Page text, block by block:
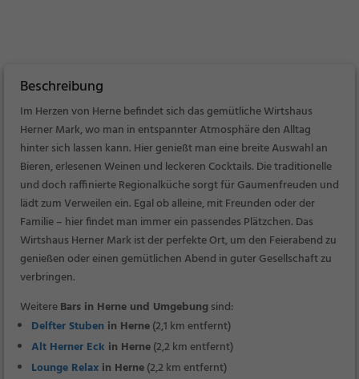
Beschreibung
Im Herzen von Herne befindet sich das gemütliche Wirtshaus
Herner Mark, wo man in entspannter Atmosphäre den Alltag
hinter sich lassen kann. Hier genießt man eine breite Auswahl an
Bieren, erlesenen Weinen und leckeren Cocktails. Die traditionelle
und doch raffinierte Regionalküche sorgt für Gaumenfreuden und
lädt zum Verweilen ein. Egal ob alleine, mit Freunden oder der
Familie – hier findet man immer ein passendes Plätzchen. Das
Wirtshaus Herner Mark ist der perfekte Ort, um den Feierabend zu
genießen oder einen gemütlichen Abend in guter Gesellschaft zu
verbringen.
WeitereBars in Herne und Umgebungsind:
Delfter Stuben in Herne(2,1 km entfernt)
Alt Herner Eck in Herne(2,2 km entfernt)
Lounge Relax in Herne(2,2 km entfernt)